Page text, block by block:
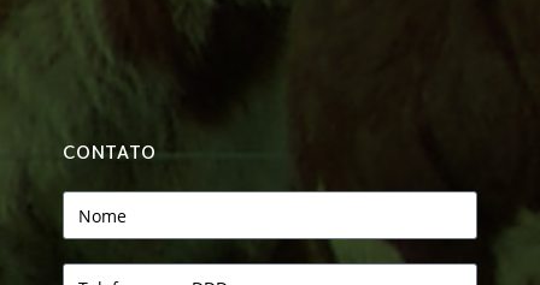
CONTATO